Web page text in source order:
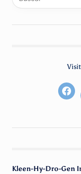
Kleen-Hy-Dro-Gen